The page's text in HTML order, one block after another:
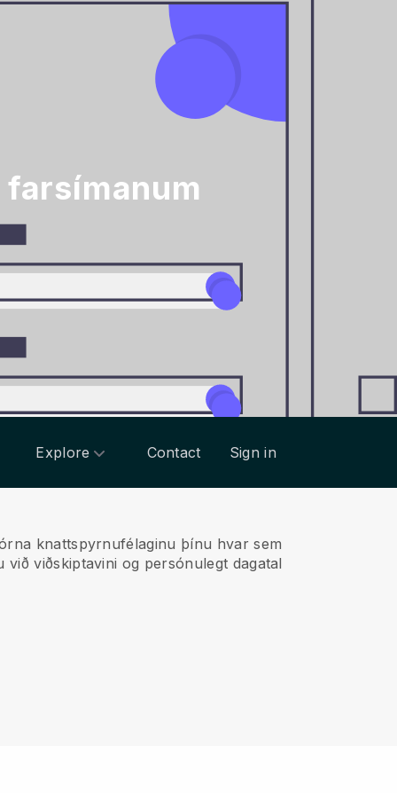
Explore Contact Sign in
knattspyrnufélaginu þínu hvar sem
viðskiptavini og persónulegt dagatal